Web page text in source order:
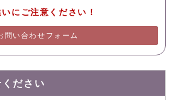
にご注意ください！
問い合わせフォーム
ださい